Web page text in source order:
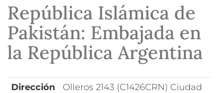
República Islámica de
Pakistán: Embajada en
la República Argentina
Dirección
Olleros 2143 (C1426CRN) Ciudad